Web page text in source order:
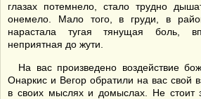
глазах потемнело, стало трудно
онемело. Мало того, в груди, в
нарастала тугая тянущая боль,
неприятная до жути.
На вас произведено воздействие
Онаркис и Вегор обратили на вас свой
в своих мыслях и домыслах. Не стоит